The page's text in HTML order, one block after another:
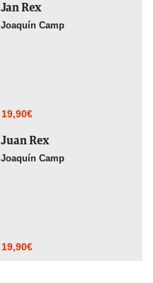
Jan Rex
Joaquín Camp
19,90€
Juan Rex
Joaquín Camp
19,90€